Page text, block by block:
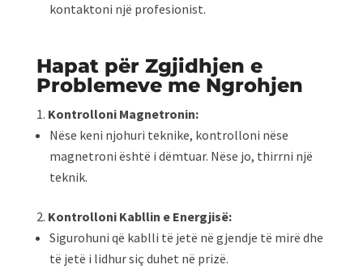
kontaktoni një profesionist.
Hapat për Zgjidhjen e
Problemeve me Ngrohjen
Kontrolloni Magnetronin:
Nëse keni njohuri teknike, kontrolloni nëse
magnetroni është i dëmtuar. Nëse jo, thirrni një
teknik.
Kontrolloni Kabllin e Energjisë:
Sigurohuni që kablli të jetë në gjendje të mirë dhe
të jetë i lidhur siç duhet në prizë.